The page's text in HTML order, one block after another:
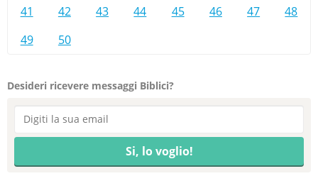
41
42 43 44 45 46 47
48
49
50
Desideri ricevere messaggi Biblici?